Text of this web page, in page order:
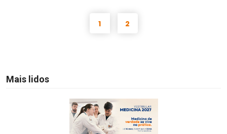
1 2
Mais lidos